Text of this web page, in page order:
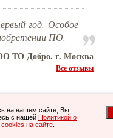
год. Особое
ПО.
ТО Добро, г. Москва
Все отзывы
на нашем сайте, Вы
с нашей Политикой о
на сайте
ознакомитьсяздесь.
20.